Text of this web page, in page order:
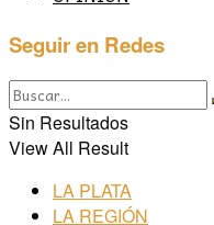
Seguir en Redes
Sin Resultados
View All Result
LA PLATA
LA REGIÓN